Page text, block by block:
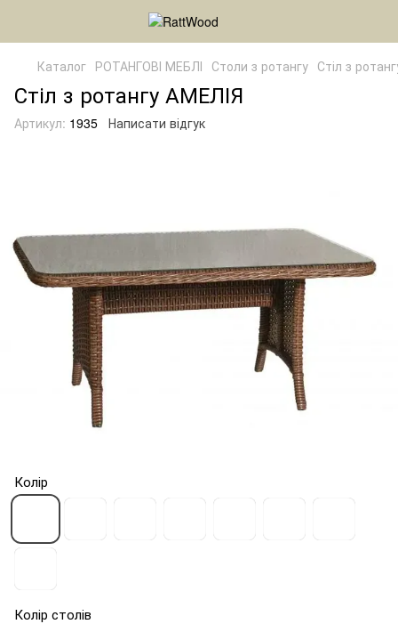
Каталог РОТАНГОВІ МЕБЛІ Столи з ротангу Стіл з
Стіл з ротангу АМЕЛІЯ
Артикул: 1935 Написати відгук
Колір
Колір столів